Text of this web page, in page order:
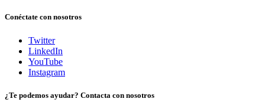
Conéctate con nosotros
Twitter
LinkedIn
YouTube
Instagram
¿Te podemos ayudar? Contacta con nosotros